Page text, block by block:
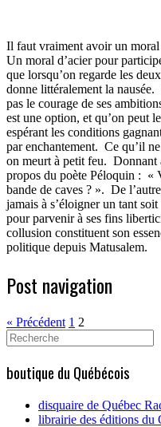
Il faut vraiment avoir un moral
Un moral d’acier pour
que lorsqu’on regarde les
donne littéralement la nausée.
pas le courage de ses
est une option, et qu’on peut
espérant les conditions
par enchantement. Ce qu’il
on meurt à petit feu. Donnant
propos du poète Péloquin : «
bande de caves ? ». De
jamais à s’éloigner un tant
pour parvenir à ses fins
collusion constituent son
politique depuis Matusalem.
Post navigation
« Précédent 1 2
Search
for:
boutique du Québécois
disquaire de Québec
librairie des éditions du